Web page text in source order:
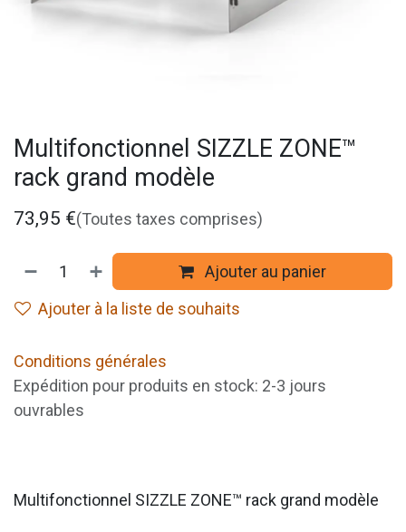
Multifonctionnel SIZZLE ZONE™
rack grand modèle
73,95 €(Toutes taxes comprises)
Ajouter au panier
Ajouter à la liste de souhaits
Conditions générales
Expédition pour produits en stock: 2-3 jours
ouvrables
Multifonctionnel SIZZLE ZONE™ rack grand modèle